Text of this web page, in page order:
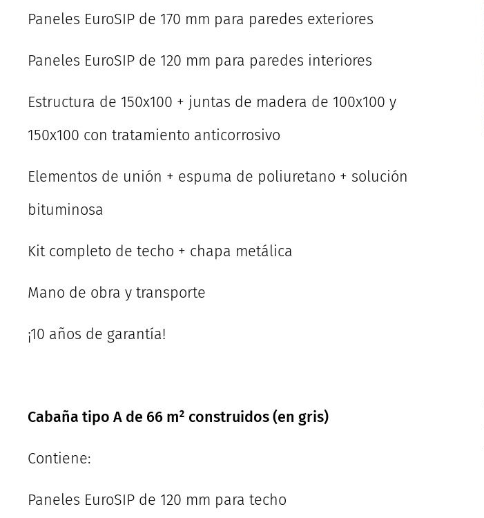
Paneles EuroSIP de 170 mm para paredes exteriores
Paneles EuroSIP de 120 mm para paredes interiores
Estructura de 150x100 + juntas de madera de 100x100 y
150x100 con tratamiento anticorrosivo
Elementos de unión + espuma de poliuretano + solución
bituminosa
Kit completo de techo + chapa metálica
Mano de obra y transporte
¡10 años de garantía!
Cabaña tipo A de 66 m² construidos (en gris)
Contiene:
Paneles EuroSIP de 120 mm para techo